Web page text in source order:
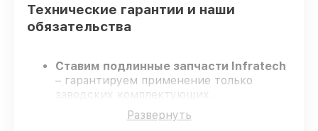
Технические гарантии и наши
обязательства
Ставим подлинные запчасти Infratech
– гарантируем применение только
заводских комплектующих.
Опытные инженеры
постоянное обучение, что гарантирует
Развернуть